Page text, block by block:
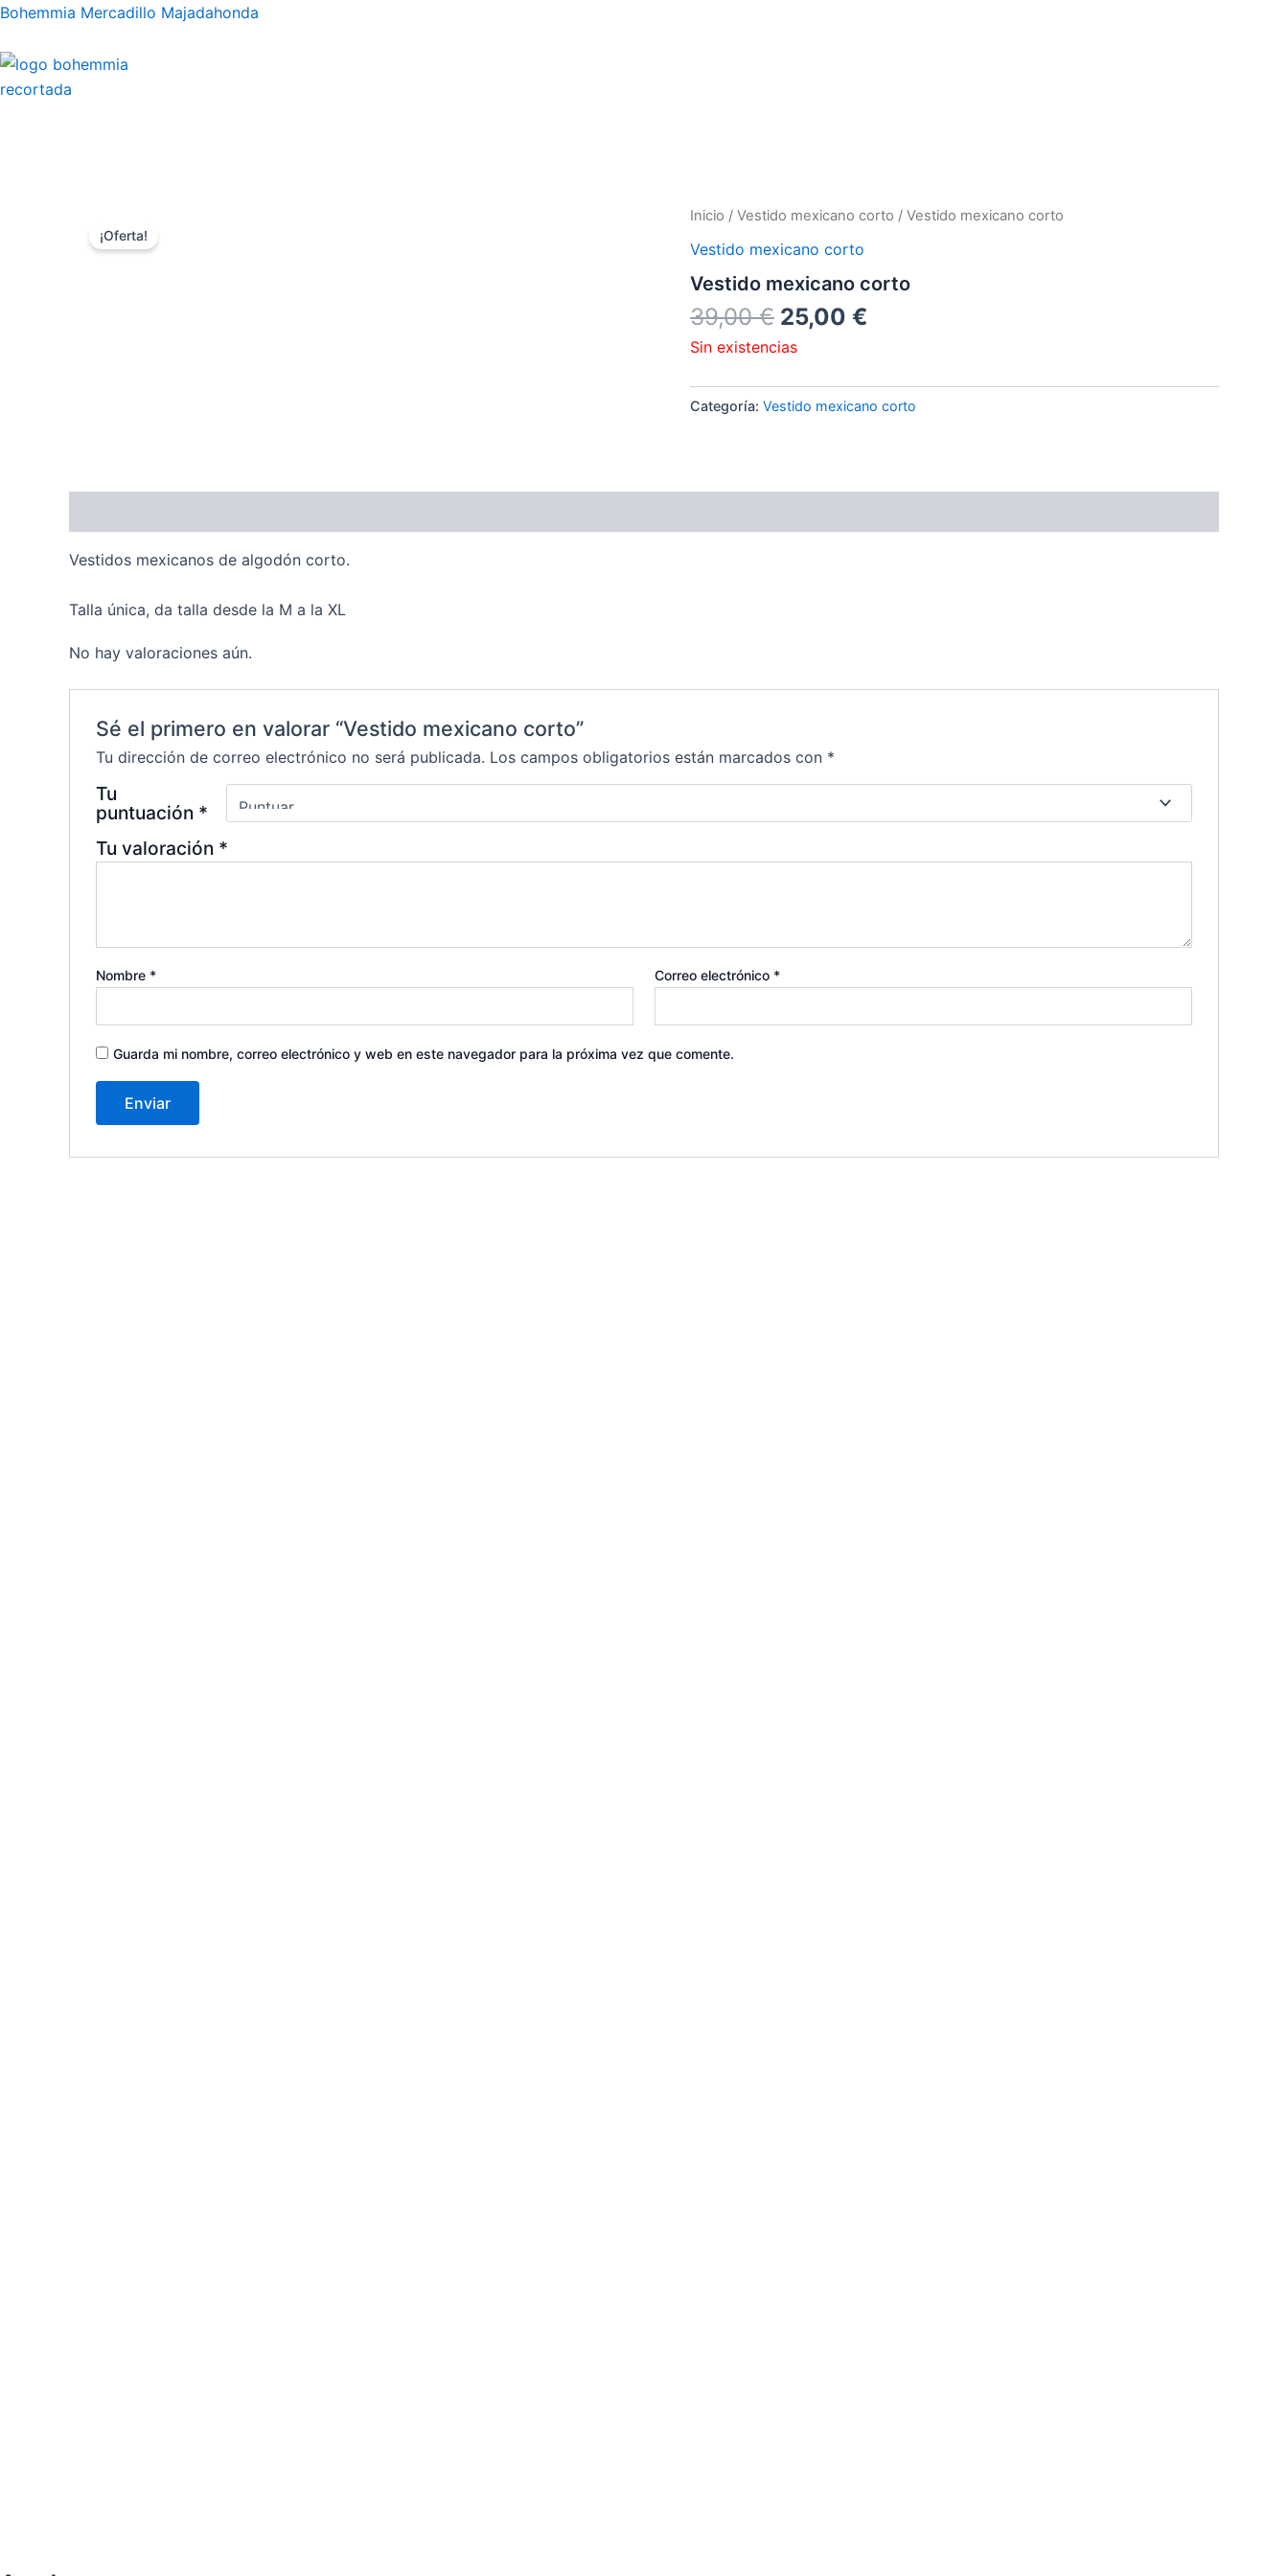
Ir
contenido
Bohemmia Mercadillo Majadahonda
¡Oferta!
Inicio / Vestido mexicano corto / Vestido mexicano corto
Vestido mexicano corto
Vestido mexicano corto
39,00€
El
precio
original
era:
39,00 €.
25,00 €
El
es:
Sin existencias
Categoría: Vestido mexicano corto
Vestidos mexicanos de algodón corto.
Talla única, da talla desde la M a la XL
No hay valoraciones aún.
Sé el primero en valorar “Vestido mexicano corto”
Tu dirección de correo electrónico no será publicada. Los campos obligatorios están marcados con *
Tu
puntuación *
Tu valoración *
Nombre * Correo electrónico *
Guarda mi nombre, correo electrónico y web en este navegador para la próxima vez que comente.